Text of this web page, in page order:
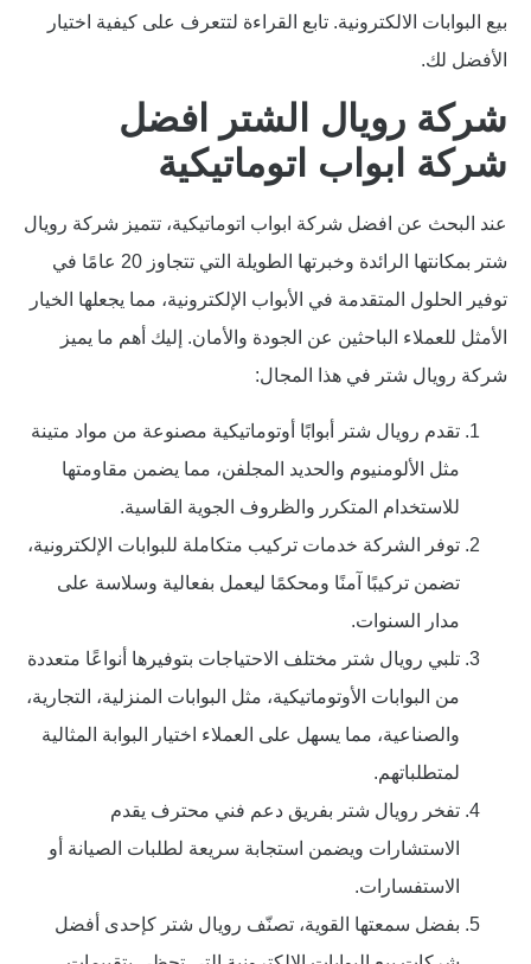
بيع البوابات الالكترونية. تابع القراءة لتتعرف على كيفية اختيار
الأفضل لك.
شركة رويال الشتر افضل
شركة ابواب اتوماتيكية
عند البحث عن افضل شركة ابواب اتوماتيكية، تتميز شركة رويال
شتر بمكانتها الرائدة وخبرتها الطويلة التي تتجاوز 20 عامًا في
توفير الحلول المتقدمة في الأبواب الإلكترونية، مما يجعلها الخيار
الأمثل للعملاء الباحثين عن الجودة والأمان. إليك أهم ما يميز
شركة رويال شتر في هذا المجال:
تقدم رويال شتر أبوابًا أوتوماتيكية مصنوعة من مواد متينة
مثل الألومنيوم والحديد المجلفن، مما يضمن مقاومتها
للاستخدام المتكرر والظروف الجوية القاسية.
توفر الشركة خدمات تركيب متكاملة للبوابات الإلكترونية،
تضمن تركيبًا آمنًا ومحكمًا ليعمل بفعالية وسلاسة على
مدار السنوات.
تلبي رويال شتر مختلف الاحتياجات بتوفيرها أنواعًا متعددة
من البوابات الأوتوماتيكية، مثل البوابات المنزلية، التجارية،
والصناعية، مما يسهل على العملاء اختيار البوابة المثالية
لمتطلباتهم.
تفخر رويال شتر بفريق دعم فني محترف يقدم
الاستشارات ويضمن استجابة سريعة لطلبات الصيانة أو
الاستفسارات.
بفضل سمعتها القوية، تصنّف رويال شتر كإحدى أفضل